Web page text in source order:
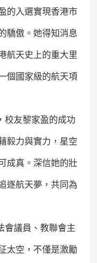
的入選實現香港市
驕傲。她得知消息
航天史上的重大里
個國家級的航天項
校友黎家盈的成功
毅力與實力，星空
成真。深信她的壯
逐航天夢，共同為
會議員、教聯會主
太空，不僅是激勵